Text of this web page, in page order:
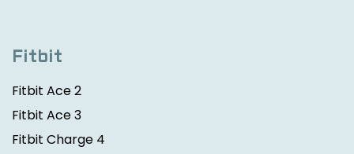
Fitbit
Fitbit Ace 2
Fitbit Ace 3
Fitbit Charge 4